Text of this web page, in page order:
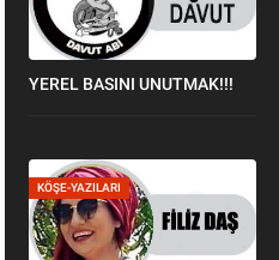
YEREL BASINI UNUTMAK!!!
KÖŞE-YAZILARI